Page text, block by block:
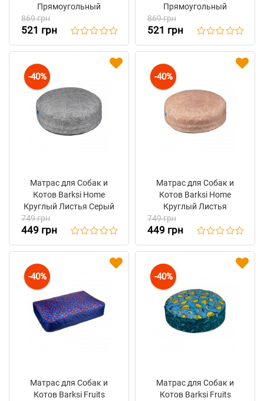
Прямоугольный
Геометрия Серый
869 грн
521 грн
Прямоугольный
Геометрия Зелёный
869 грн
521 грн
-40%
Матрас для Собак и
Котов Barksi Home
Круглый Листья Серый
749 грн
449 грн
-40%
Матрас для Собак и
Котов Barksi Home
Круглый Листья
749 грн
449 грн
-40%
Матрас для Собак и
Котов Barksi Fruits
-40%
Матрас для Собак и
Котов Barksi Fruits